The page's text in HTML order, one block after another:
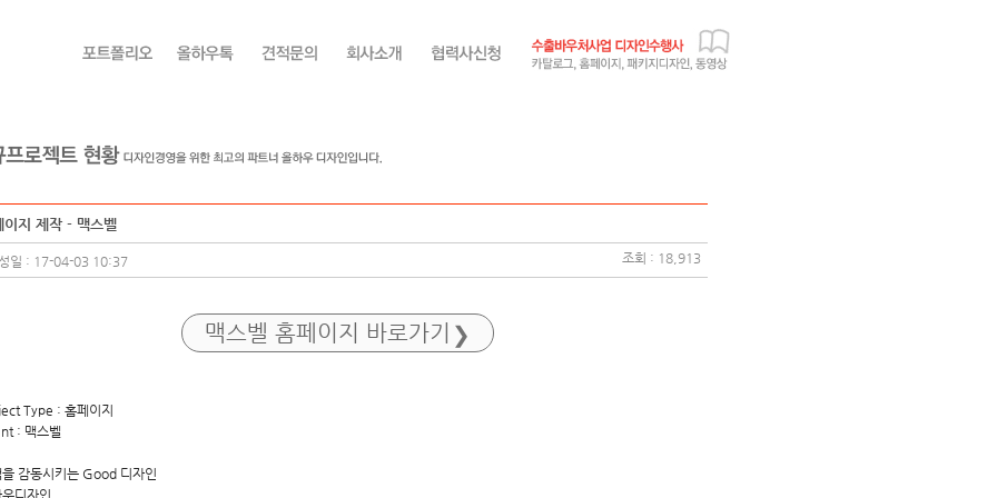
이지 제작 - 맥스벨
일 : 17-04-03 10:37 조회 : 18,913
맥스벨 홈페이지 바로가기
Type : 홈페이지
: 맥스벨
을 감동시키는 Good 디자인
디자인